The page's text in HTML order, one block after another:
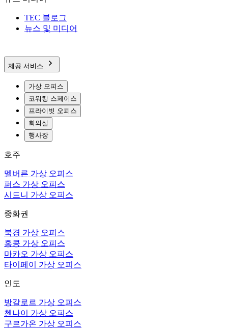
TEC 블로그
뉴스 및 미디어
제공 서비스
가상 오피스
코워킹 스페이스
프라이빗 오피스
회의실
행사장
호주
멜버른 가상 오피스
퍼스 가상 오피스
시드니 가상 오피스
중화권
북경 가상 오피스
홍콩 가상 오피스
마카오 가상 오피스
타이페이 가상 오피스
인도
방갈로르 가상 오피스
첸나이 가상 오피스
구르가온 가상 오피스